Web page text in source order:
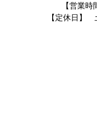
【営業
【定休日】